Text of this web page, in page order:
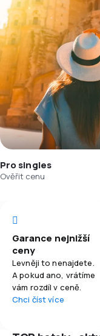
Pro singles
Ověřit cenu
Garance nejnižší
ceny
Levněji to nenajdete.
A pokud ano, vrátíme
vám rozdíl v ceně.
Chci číst více